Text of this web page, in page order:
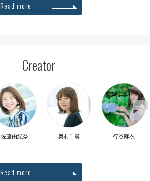
Read more
Creator
佐藤由紀奈 奥村千尋 行谷麻衣
Read more